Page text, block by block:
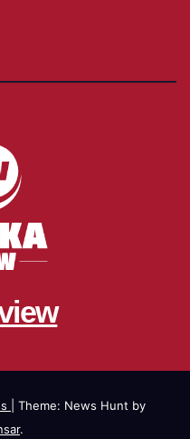
Theme: News Hunt by
.